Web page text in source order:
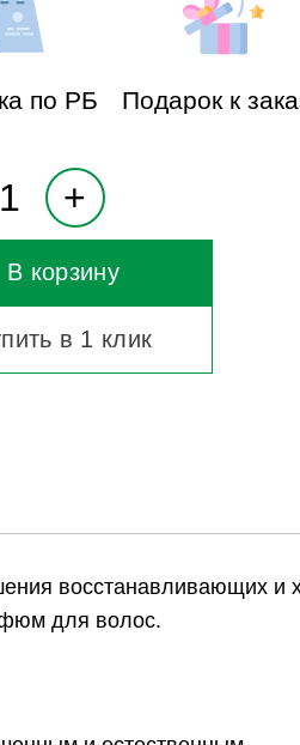
по РБ Подарок к
В корзину
в 1 клик
восстанавливающих и
для волос.